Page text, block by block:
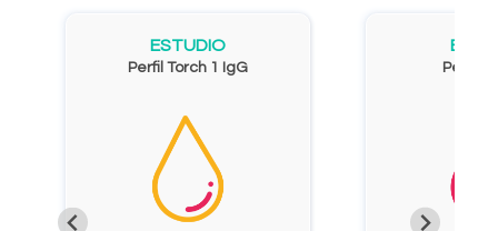
ESTUDIO
Perfil Torch 1 IgG Perfil